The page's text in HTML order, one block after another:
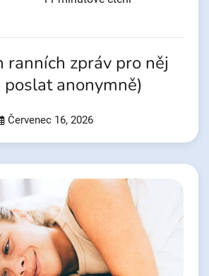
ranních zpráv pro něj
anonymně)
Červenec 16, 2026